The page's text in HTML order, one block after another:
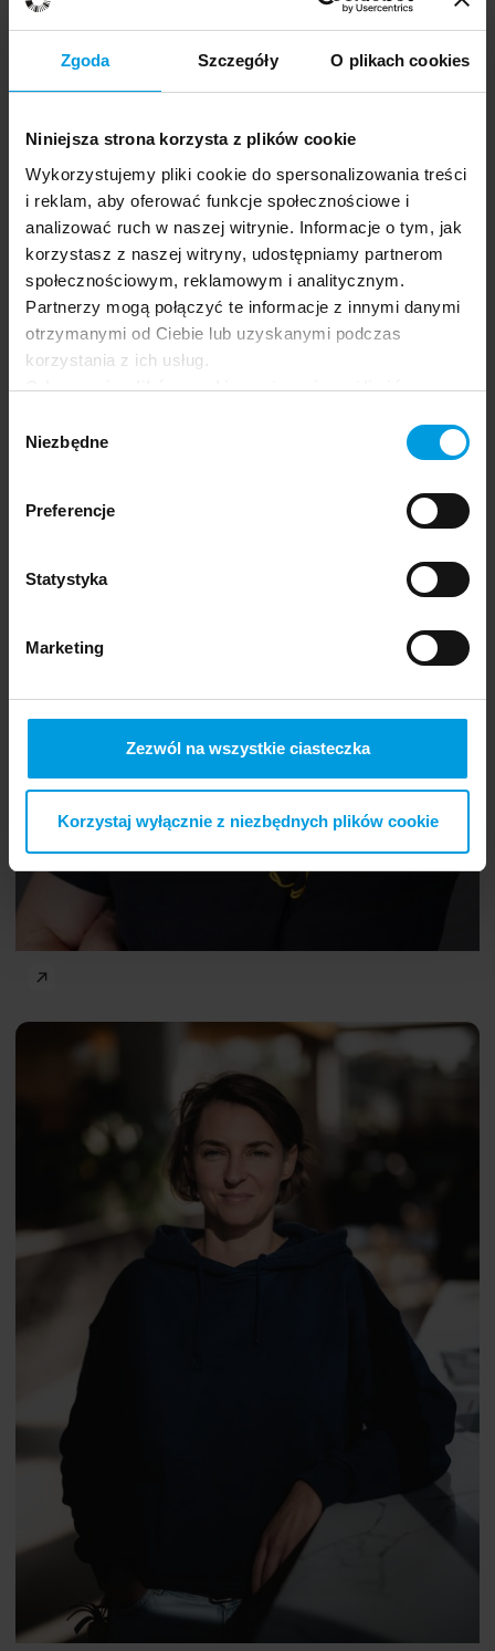
Zgoda Szczegóły O plikach cookies
Niniejsza strona korzysta z plików cookie
Wykorzystujemy pliki cookie do spersonalizowania treści
i reklam, aby oferować funkcje społecznościowe i
analizować ruch w naszej witrynie. Informacje o tym, jak
korzystasz z naszej witryny, udostępniamy partnerom
społecznościowym, reklamowym i analitycznym.
Partnerzy mogą połączyć te informacje z innymi danymi
otrzymanymi od Ciebie lub uzyskanymi podczas
korzystania z ich usług.
Odrzucenie plików cookie może uniemożliwić
oferowanych na naszej stronie, w tym m.in. z
zgody
Niezbędne
Preferencje
Statystyka
Marketing
Zezwól na wszystkie ciasteczka
Korzystaj wyłącznie z niezbędnych plików cookie
Człowiek w mieście
PL
Sabina
Toruńczyk-
Ruiz
Sabina Toruńczyk-Ruiz
Człowiek w mieście
Ewa